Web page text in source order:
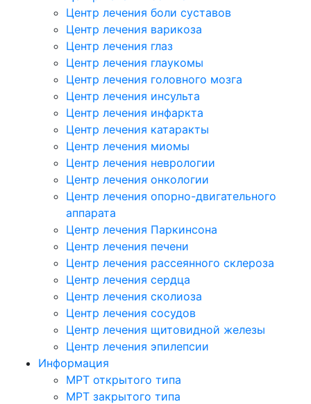
Центр лечения боли суставов
Центр лечения варикоза
Центр лечения глаз
Центр лечения глаукомы
Центр лечения головного мозга
Центр лечения инсульта
Центр лечения инфаркта
Центр лечения катаракты
Центр лечения миомы
Центр лечения неврологии
Центр лечения онкологии
Центр лечения опорно-двигательного
аппарата
Центр лечения Паркинсона
Центр лечения печени
Центр лечения рассеянного склероза
Центр лечения сердца
Центр лечения сколиоза
Центр лечения сосудов
Центр лечения щитовидной железы
Центр лечения эпилепсии
Информация
МРТ открытого типа
МРТ закрытого типа